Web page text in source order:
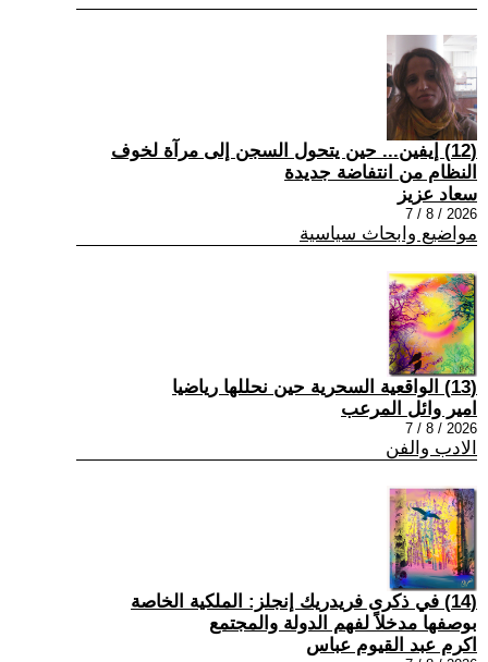
(12) إيفين... حين يتحول السجن إلى مرآة لخوف
النظام من انتفاضة جديدة
سعاد عزيز
2026 / 8 / 7
مواضيع وابحاث سياسية
(13) الواقعية السحرية حين نحللها رياضيا
امير وائل المرعب
2026 / 8 / 7
الادب والفن
(14) في ذكرى فريدريك إنجلز: الملكية الخاصة
بوصفها مدخلاً لفهم الدولة والمجتمع
اكرم عبد القيوم عباس